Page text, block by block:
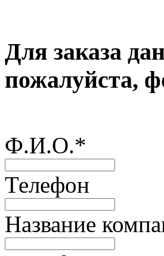
Для заказа
пожалуйста,
Ф.И.О.*
Телефон
Название